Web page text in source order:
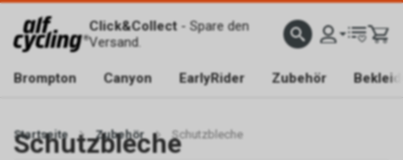
Click&Collect- Spare den
Versand.
Brompton Canyon EarlyRider Zubehör
Startseite Zubehör Schutzbleche
Schutzbleche